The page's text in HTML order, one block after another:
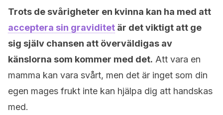
Trots de svårigheter en kvinna kan ha med att
acceptera sin graviditet är det viktigt att ge
sig själv chansen att överväldigas av
känslorna som kommer med det. Att vara en
mamma kan vara svårt, men det är inget som din
egen mages frukt inte kan hjälpa dig att handskas
med.